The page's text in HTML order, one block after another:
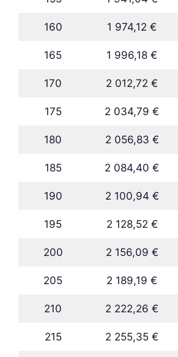
160 1 974,12 €
165 1 996,18 €
170 2 012,72 €
175 2 034,79 €
180 2 056,83 €
185 2 084,40 €
190 2 100,94 €
195 2 128,52 €
200 2 156,09 €
205 2 189,19 €
210 2 222,26 €
215 2 255,35 €